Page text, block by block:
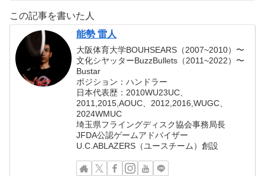
この記事を書いた人
能勢 雷人
大阪体育大学BOUHSEARS（2007~2010）〜
文化シヤッターBuzzBullets（2011~2022）〜
Bustar
ポジション：ハンドラー
日本代表歴：2010WU23UC、
2011,2015,AOUC、2012,2016,WUGC、
2024WMUC
埼玉県フライングディスク協会事務局長
JFDA公認ゲームアドバイザー
U.C.ABLAZERS（ユースチーム）創設